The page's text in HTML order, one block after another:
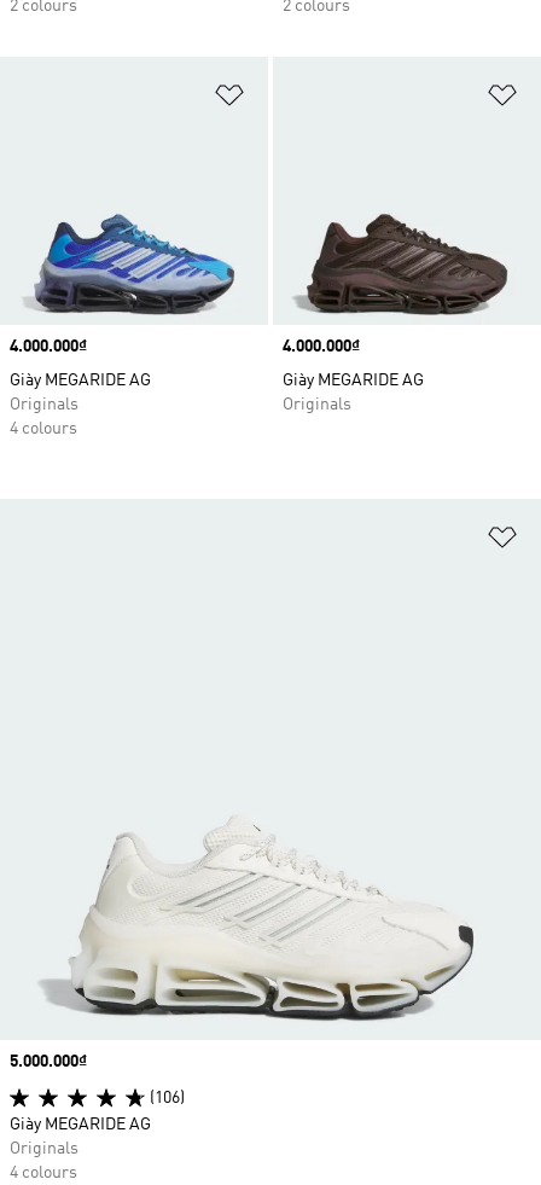
2 colours
2 colours
Price
4.000.000₫
Giày MEGARIDE AG
Originals
4 colours
Price
4.000.000₫
Giày MEGARIDE AG
Originals
Price
5.000.000₫
(106)
Giày MEGARIDE AG
Originals
4 colours